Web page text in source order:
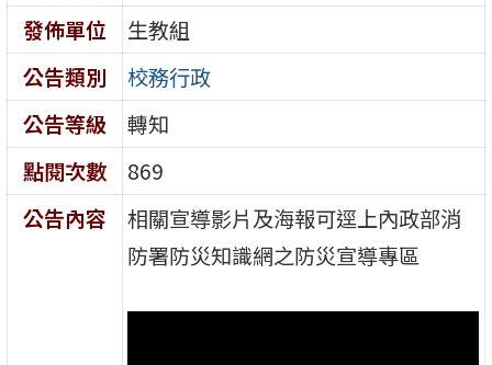
發佈單位
生教組
公告類別
校務行政
公告等級
轉知
點閱次數
869
公告內容
相關宣導影片及海報可逕上內政部消
防署防災知識網之防災宣導專區